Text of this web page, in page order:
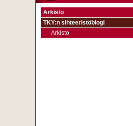
Arkisto
TKY:n sihteeristöblogi
Arkisto